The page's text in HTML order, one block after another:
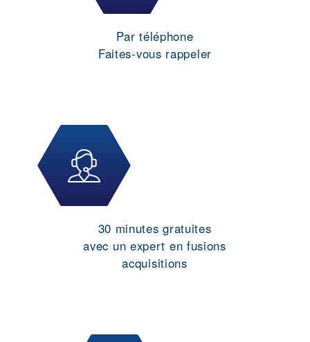
Par téléphone
Faites-vous rappeler
30 minutes gratuites
avec un expert en fusions
acquisitions